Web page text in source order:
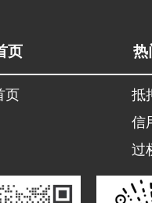
页 热
页
抵
信
过